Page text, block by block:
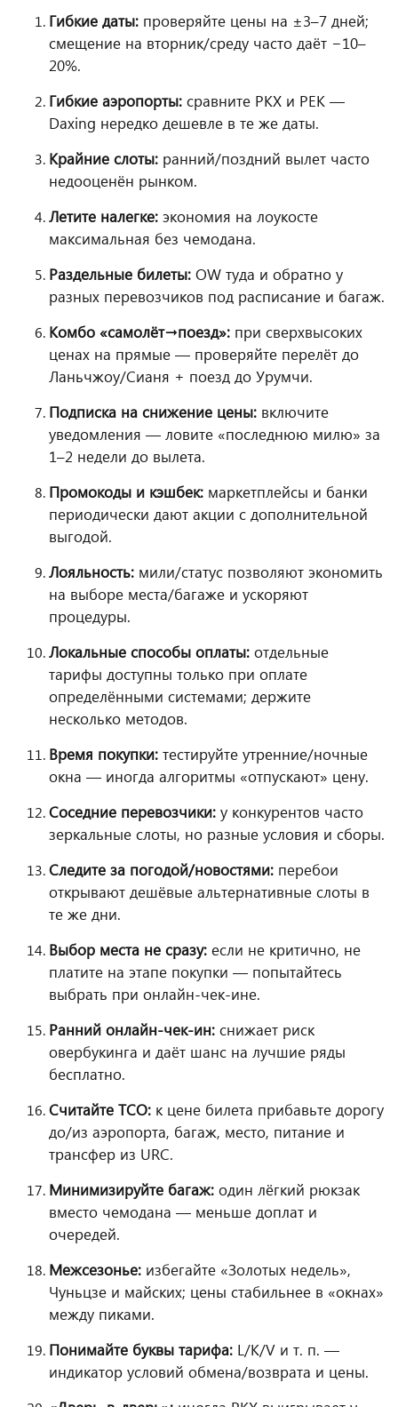
Гибкие даты: проверяйте цены на ±3–7 дней;
смещение на вторник/среду часто даёт −10–
20%.
Гибкие аэропорты: сравните PKX и PEK —
Daxing нередко дешевле в те же даты.
Крайние слоты: ранний/поздний вылет часто
недооценён рынком.
Летите налегке: экономия на лоукосте
максимальная без чемодана.
Раздельные билеты: OW туда и обратно у
разных перевозчиков под расписание и багаж.
Комбо «самолёт→поезд»: при сверхвысоких
ценах на прямые — проверяйте перелёт до
Ланьчжоу/Сианя + поезд до Урумчи.
Подписка на снижение цены: включите
уведомления — ловите «последнюю милю» за
1–2 недели до вылета.
Промокоды и кэшбек: маркетплейсы и банки
периодически дают акции с дополнительной
выгодой.
Лояльность: мили/статус позволяют экономить
на выборе места/багаже и ускоряют
процедуры.
Локальные способы оплаты: отдельные
тарифы доступны только при оплате
определёнными системами; держите
несколько методов.
Время покупки: тестируйте утренние/ночные
окна — иногда алгоритмы «отпускают» цену.
Соседние перевозчики: у конкурентов часто
зеркальные слоты, но разные условия и сборы.
Следите за погодой/новостями: перебои
открывают дешёвые альтернативные слоты в
те же дни.
Выбор места не сразу: если не критично, не
платите на этапе покупки — попытайтесь
выбрать при онлайн-чек-ине.
Ранний онлайн-чек-ин: снижает риск
овербукинга и даёт шанс на лучшие ряды
бесплатно.
Считайте TCO: к цене билета прибавьте дорогу
до/из аэропорта, багаж, место, питание и
трансфер из URC.
Минимизируйте багаж: один лёгкий рюкзак
вместо чемодана — меньше доплат и
очередей.
Межсезонье: избегайте «Золотых недель»,
Чуньцзе и майских; цены стабильнее в «окнах»
между пиками.
Понимайте буквы тарифа: L/K/V и т. п. —
индикатор условий обмена/возврата и цены.